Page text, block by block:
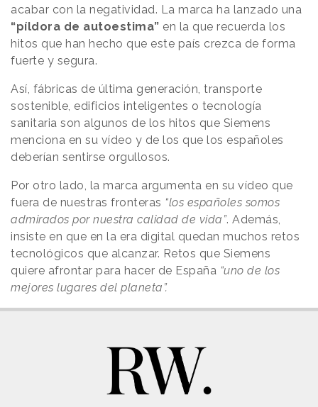
acabar con la negatividad. La marca ha lanzado una
“píldora de autoestima” en la que recuerda los
hitos que han hecho que este país crezca de forma
fuerte y segura.
Así, fábricas de última generación, transporte
sostenible, edificios inteligentes o tecnología
sanitaria son algunos de los hitos que Siemens
menciona en su vídeo y de los que los españoles
deberían sentirse orgullosos.
Por otro lado, la marca argumenta en su vídeo que
fuera de nuestras fronteras “los españoles somos
admirados por nuestra calidad de vida”. Además,
insiste en que en la era digital quedan muchos retos
tecnológicos que alcanzar. Retos que Siemens
quiere afrontar para hacer de España “uno de los
mejores lugares del planeta”.